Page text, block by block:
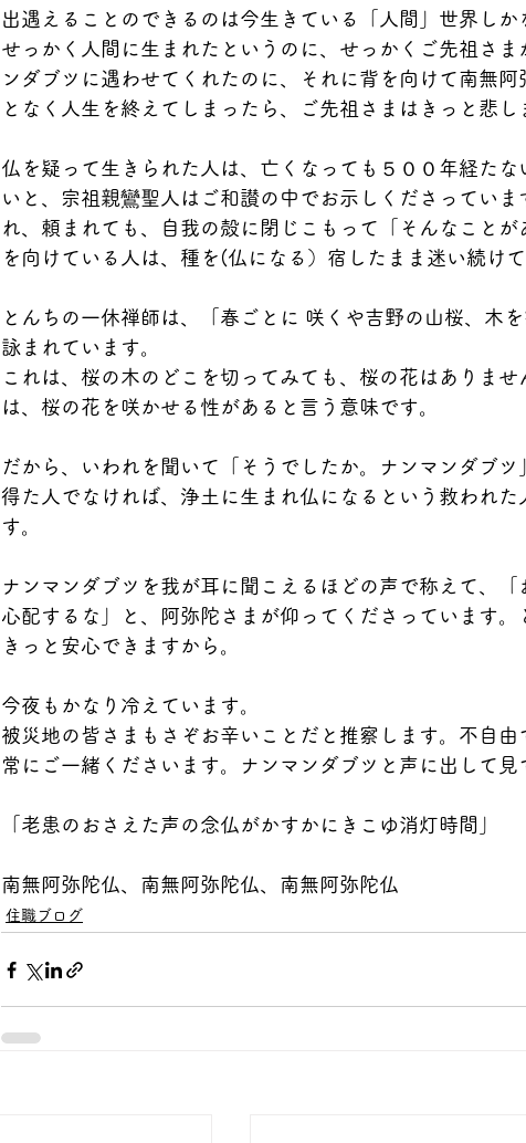
出遇えることのできるのは今生きている「人間」世界しか
せっかく人間に生まれたというのに、せっかくご先祖さ
ンダブツに遇わせてくれたのに、それに背を向けて南無
となく人生を終えてしまったら、ご先祖さまはきっと悲し
仏を疑って生きられた人は、亡くなっても５００年経た
いと、宗祖親鸞聖人はご和讃の中でお示しくださってい
れ、頼まれても、自我の殻に閉じこもって「そんなこと
を向けている人は、種を(仏になる）宿したまま迷い続けて
とんちの一休禅師は、「春ごとに 咲くや吉野の山桜、木
詠まれています。
これは、桜の木のどこを切ってみても、桜の花はありま
は、桜の花を咲かせる性があると言う意味です。
だから、いわれを聞いて「そうでしたか。ナンマンダブ
得た人でなければ、浄土に生まれ仏になるという救われ
す。
ナンマンダブツを我が耳に聞こえるほどの声で称えて、
心配するな」と、阿弥陀さまが仰ってくださっています。
きっと安心できますから。
今夜もかなり冷えています。
被災地の皆さまもさぞお辛いことだと推察します。不自
常にご一緒くださいます。ナンマンダブツと声に出して見
「老患のおさえた声の念仏がかすかにきこゆ消灯時間」
南無阿弥陀仏、南無阿弥陀仏、南無阿弥陀仏
住職ブログ